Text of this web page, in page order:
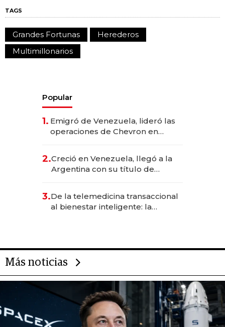
TAGS
Grandes Fortunas
Herederos
Multimillonarios
Popular
1. Emigró de Venezuela, lideró las
operaciones de Chevron en
2.Creció en Venezuela, llegó a la
Argentina con su título de
las marcas "fast premium"
3.De la telemedicina transaccional
al bienestar inteligente: la
Más noticias